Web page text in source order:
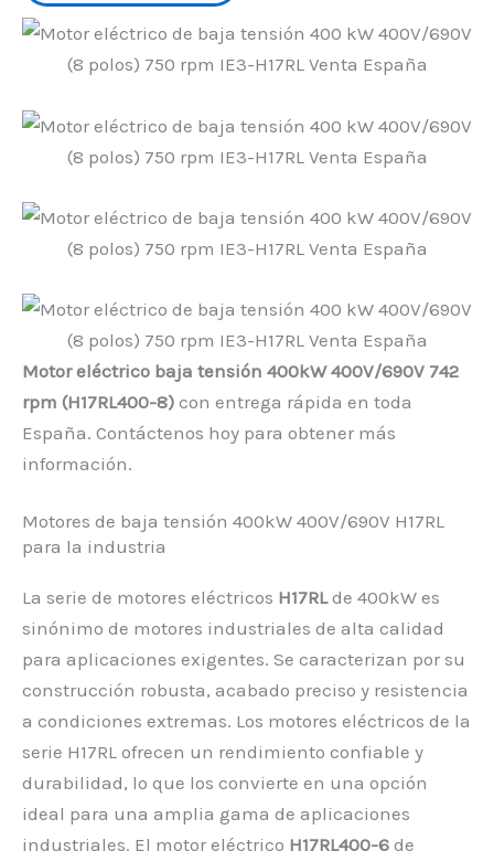
Motor eléctrico baja tensión 400kW 400V/690V 742
rpm (H17RL400-8) con entrega rápida en toda
España. Contáctenos hoy para obtener más
información.
Motores de baja tensión 400kW 400V/690V H17RL
para la industria
La serie de motores eléctricos H17RLde 400kW es
sinónimo de motores industriales de alta calidad
para aplicaciones exigentes. Se caracterizan por su
construcción robusta, acabado preciso y resistencia
a condiciones extremas. Los motores eléctricos de la
serie H17RL ofrecen un rendimiento confiable y
durabilidad, lo que los convierte en una opción
ideal para una amplia gama de aplicaciones
industriales. El motor eléctrico H17RL400-6 de